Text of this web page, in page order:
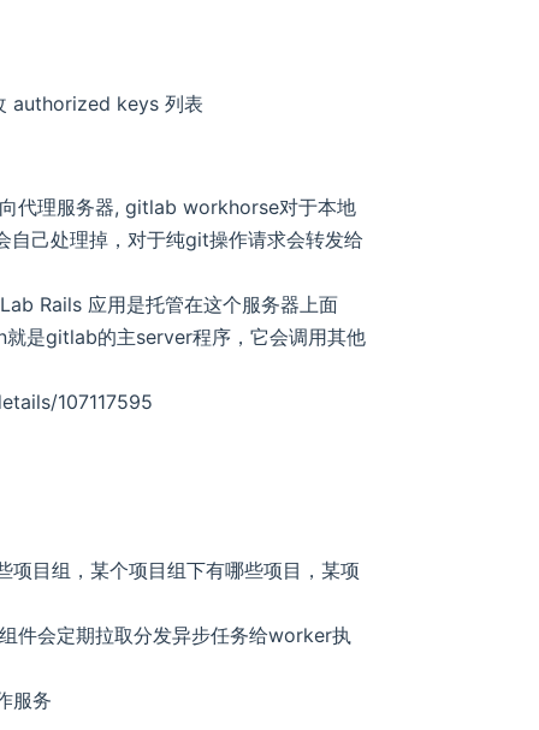
authorized keys 列表
代理服务器, gitlab workhorse对于本地
己处理掉，对于纯git操作请求会转发给
Rails 应用是托管在这个服务器上面
是gitlab的主server程序，它会调用其他
107117595
目组，某个项目组下有哪些项目，某项
件会定期拉取分发异步任务给worker执
服务